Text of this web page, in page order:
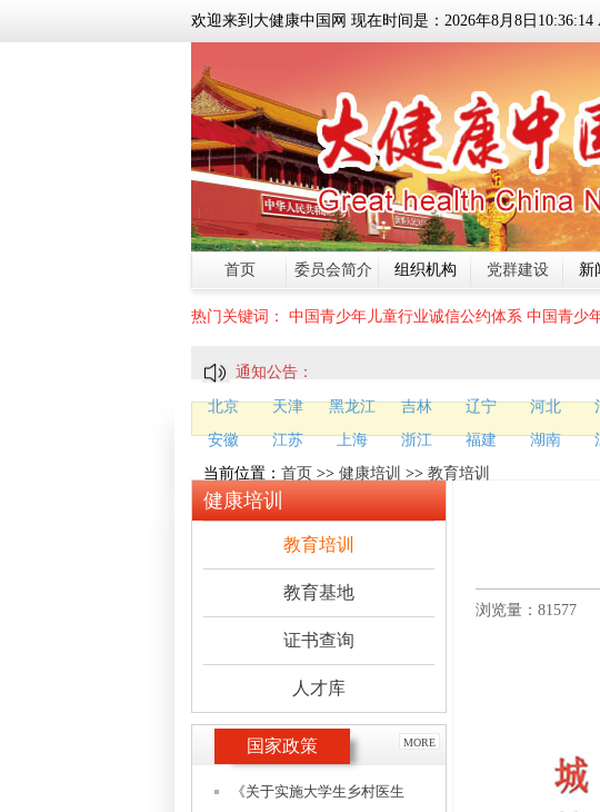
欢迎来到大健康中国网 现在时间是： 2026年8月 8 日 10:36:15
首页 委员会简介 组织机构 党群建设 新
热门关键词： 中国青少年儿童行业诚信公约体系 中国青少
通知公告：
北京 天津 黑龙江 吉林 辽宁 河北
安徽
江苏 上海 浙江 福建 湖南
当前位置： 首页 >> 健康培训 >> 教育培训
浏览量：81577
健康培训
教育培训
教育基地
证书查询
人才库
国家政策 MORE
《关于实施大学生乡村医生